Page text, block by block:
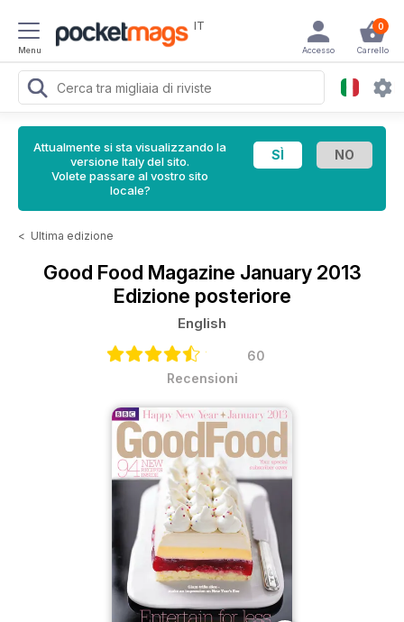
Menu
IT 0
Carrello
Accesso
Attualmente si sta visualizzando la
versione Italy del sito.
Volete passare al vostro sito
locale?
< Ultima edizione
Good Food Magazine January 2013
Edizione posteriore
English
60
Recensioni